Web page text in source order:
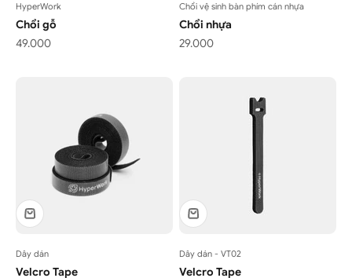
HyperWork
Chổi gỗ
Giá bán
49.000
Chổi vệ sinh bàn phím cán nhựa
Chổi nhựa
Giá bán
29.000
Dây dán
Velcro Tape
Dây dán - VT02
Velcro Tape